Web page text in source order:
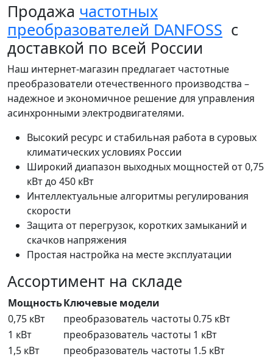
Продажа частотных
преобразователей DANFOSS с
доставкой по всей России
Наш интернет-магазин предлагает частотные
преобразователи отечественного производства –
надежное и экономичное решение для управления
асинхронными электродвигателями.
Высокий ресурс и стабильная работа в суровых
климатических условиях России
Широкий диапазон выходных мощностей от 0,75
кВт до 450 кВт
Интеллектуальные алгоритмы регулирования
скорости
Защита от перегрузок, коротких замыканий и
скачков напряжения
Простая настройка на месте эксплуатации
Ассортимент на складе
МощностьКлючевые модели
0,75 кВт
преобразователь частоты 0.75 кВт
1 кВт
преобразователь частоты 1 кВт
1,5 кВт
преобразователь частоты 1.5 кВт